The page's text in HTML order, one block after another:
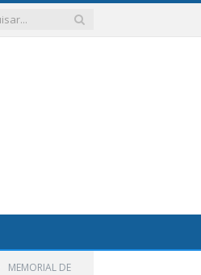
MEMORIAL DE